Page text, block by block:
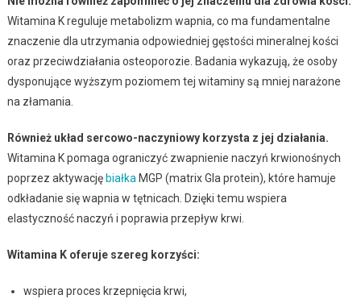
Witamina K reguluje metabolizm wapnia, co ma fundamentalne
znaczenie dla utrzymania odpowiedniej gęstości mineralnej kości
oraz przeciwdziałania osteoporozie. Badania wykazują, że osoby
dysponujące wyższym poziomem tej witaminy są mniej narażone
na złamania.
Również układ sercowo-naczyniowy korzysta z jej działania.
Witamina K pomaga ograniczyć zwapnienie naczyń krwionośnych
poprzez aktywację białka MGP (matrix Gla protein), które hamuje
odkładanie się wapnia w tętnicach. Dzięki temu wspiera
elastyczność naczyń i poprawia przepływ krwi.
Witamina K oferuje szereg korzyści:
wspiera proces krzepnięcia krwi,